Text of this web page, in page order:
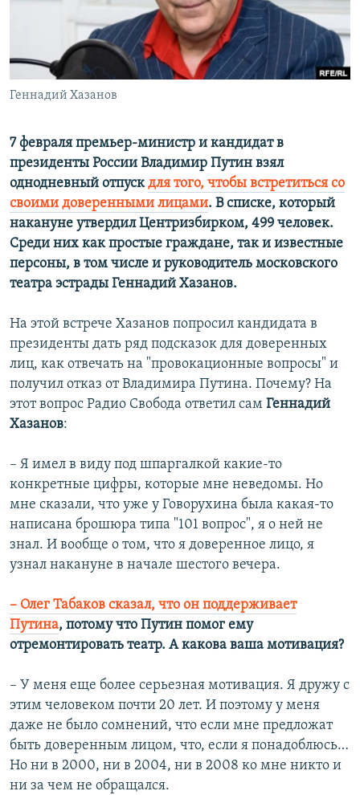
Геннадий Хазанов
7 февраля премьер-министр и кандидат в
президенты России Владимир Путин взял
однодневный отпускдля того, чтобы встретиться со
своими доверенными лицами. В списке, который
накануне утвердил Центризбирком, 499 человек.
Среди них как простые граждане, так и известные
персоны, в том числе и руководитель московского
театра эстрады Геннадий Хазанов.
На этой встрече Хазанов попросил кандидата в
президенты дать ряд подсказок для доверенных
лиц, как отвечать на "провокационные вопросы" и
получил отказ от Владимира Путина. Почему? На
этот вопрос Радио Свобода ответил сам Геннадий
Хазанов:
– Я имел в виду под шпаргалкой какие-то
конкретные цифры, которые мне неведомы. Но
мне сказали, что уже у Говорухина была какая-то
написана брошюра типа "101 вопрос", я о ней не
знал. И вообще о том, что я доверенное лицо, я
узнал накануне в начале шестого вечера.
– Олег Табаков сказал, что он поддерживает
Путина, потому что Путин помог ему
отремонтировать театр. А какова ваша мотивация?
– У меня еще более серьезная мотивация. Я дружу с
этим человеком почти 20 лет. И поэтому у меня
даже не было сомнений, что если мне предложат
быть доверенным лицом, что, если я понадоблюсь…
Но ни в 2000, ни в 2004, ни в 2008 ко мне никто и
ни за чем не обращался.